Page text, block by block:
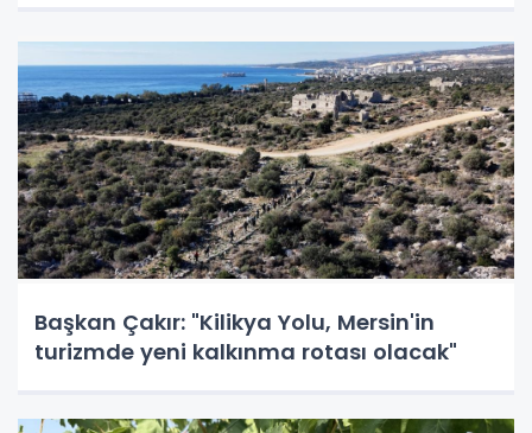
Başkan Çakır: "Kilikya Yolu, Mersin'in
turizmde yeni kalkınma rotası olacak"